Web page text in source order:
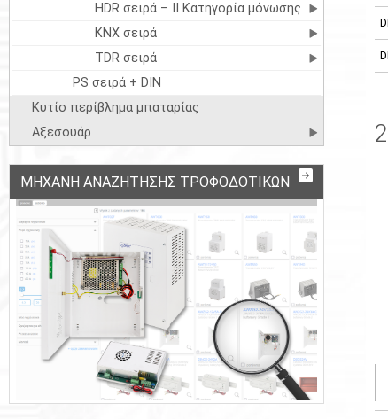
HDR σειρά – II Κατηγορία μόνωσης
KNX σειρά
TDR σειρά
PS σειρά + DIN
Κυτίο περίβλημα μπαταρίας
Αξεσουάρ
ΜΗΧΑΝΉ ΑΝΑΖΉΤΗΣΗΣ ΤΡΟΦΟΔΟΤΙΚΏΝ